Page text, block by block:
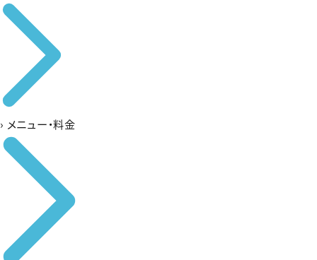
› メニュー・料金